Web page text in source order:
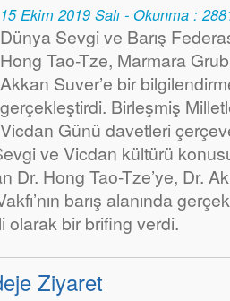
15 Ekim 2019 Salı - Okunma :
Dünya Sevgi ve Barış
Hong Tao-Tze, Marmara
Akkan Suver’e bir
gerçekleştirdi. Birleşmiş
Vicdan Günü davetleri
ve Vicdan kültürü
Dr. Hong Tao-Tze’ye, Dr.
barış alanında
olarak bir brifing verdi.
Ziyaret